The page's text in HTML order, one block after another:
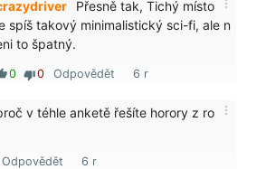
more_vert
Přesně tak, Tichý místo
spíš takový minimalistický sci-fi, ale n
to špatný.
0 thumb_down0 Odpovědět 6 r
more_vert
v téhle anketě řešíte horory z ro
Odpovědět 6 r